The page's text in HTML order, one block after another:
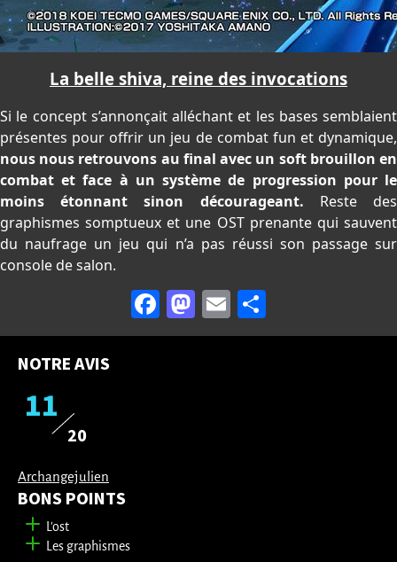
La belle shiva, reine des invocations
Si le concept s’annonçait alléchant et les bases semblaient
présentes pour offrir un jeu de combat fun et dynamique,
nous nous retrouvons au final avec un soft brouillon en
combat et face à un système de progression pour le
moins étonnant sinon décourageant. Reste des
graphismes somptueux et une OST prenante qui sauvent
du naufrage un jeu qui n’a pas réussi son passage sur
console de salon.
Facebook
Mastodon
Email
NOTRE AVIS
11
20
Archangejulien
BONS POINTS
L'ost
Les graphismes